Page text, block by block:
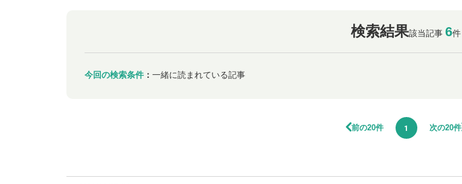
検索結果該当記事 6件
今回の検索条件 ： 一緒に読まれている記事
前の20件 1 次の20件